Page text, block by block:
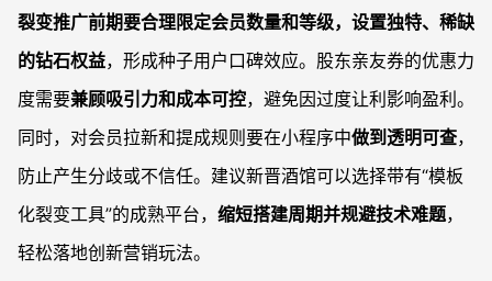
裂变推广前期要合理限定会员数量和等级，设置独特、稀缺
的钻石权益，形成种子用户口碑效应。股东亲友券的优惠力
度需要兼顾吸引力和成本可控，避免因过度让利影响盈利。
同时，对会员拉新和提成规则要在小程序中做到透明可查，
防止产生分歧或不信任。建议新晋酒馆可以选择带有“模板
化裂变工具”的成熟平台， 缩短搭建周期并规避技术难题，
轻松落地创新营销玩法。